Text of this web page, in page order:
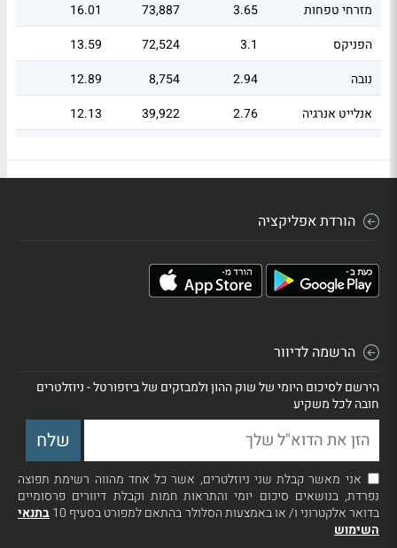
מזרחי טפחות
3.65
73,887
16.01
הפניקס
3.1
72,524
13.59
נובה
2.94
8,754
12.89
אנלייט אנרגיה
2.76
39,922
12.13
הורדת אפליקציה
הרשמה לדיוור
הירשם לסיכום היומי של שוק ההון ולמבזקים של ביזפורטל - ניוזלטרים
חובה לכל משקיע
אני מאשר קבלת שני ניוזלטרים, אשר כל אחד מהווה רשימת תפוצה
נפרדת, בנושאים סיכום יומי והתראות חמות וקבלת דיוורים פרסומיים
בדואר אלקטרוני ו/ או באמצעות הסלולר בהתאם למפורט בסעיף 10
בתנאי
השימוש